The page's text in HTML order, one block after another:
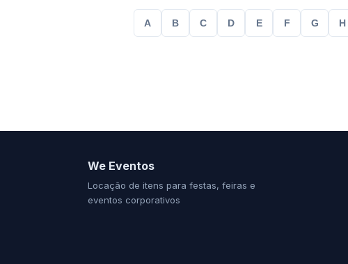
A B C D E F G H
We Eventos
Locação de itens para festas, feiras e
eventos corporativos